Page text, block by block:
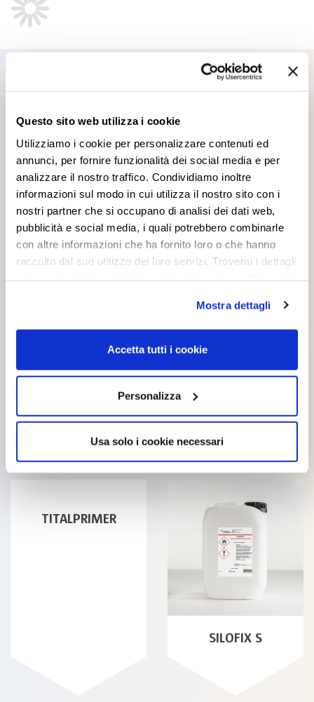
Questo sito web utilizza i cookie
Utilizziamo i cookie per personalizzare contenuti ed
annunci, per fornire funzionalità dei social media e per
analizzare il nostro traffico. Condividiamo inoltre
informazioni sul modo in cui utilizza il nostro sito con i
nostri partner che si occupano di analisi dei dati web,
pubblicità e social media, i quali potrebbero combinarle
con altre informazioni che ha fornito loro o che hanno
raccolto dal suo utilizzo dei loro servizi. Troverai i dettagli
cookie accettare. Per ulteriori informazioni consulta
lacookie policy.
Mostra dettagli
Accetta tutti i cookie
Personalizza
Usa solo i cookie necessari
Products you might be
interested in
TITALPRIMER
SILOFIX S